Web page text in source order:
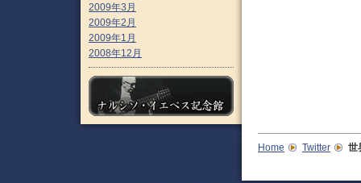
2009年3月
2009年2月
2009年1月
2008年12月
Home Twitter 世